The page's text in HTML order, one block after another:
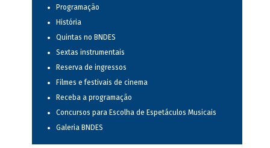
Programação
História
Quintas no BNDES
Sextas instrumentais
Reserva de ingressos
Filmes e festivais de cinema
Receba a programação
Concursos para Escolha de Espetáculos Musicais
Galeria BNDES